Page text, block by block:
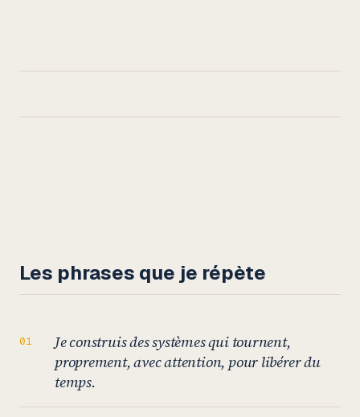
Les phrases que je répète
Je construis des systèmes qui tournent,
proprement, avec attention, pour libérer du
temps.